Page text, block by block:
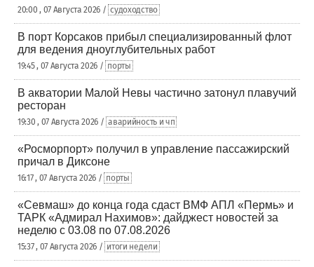
20:00 , 07 Августа 2026 / судоходство
В порт Корсаков прибыл специализированный флот
для ведения дноуглубительных работ
19:45 , 07 Августа 2026 / порты
В акватории Малой Невы частично затонул плавучий
ресторан
19:30 , 07 Августа 2026 / аварийность и чп
«Росморпорт» получил в управление пассажирский
причал в Диксоне
16:17 , 07 Августа 2026 / порты
«Севмаш» до конца года сдаст ВМФ АПЛ «Пермь» и
ТАРК «Адмирал Нахимов»: дайджест новостей за
неделю с 03.08 по 07.08.2026
15:37 , 07 Августа 2026 / итоги недели